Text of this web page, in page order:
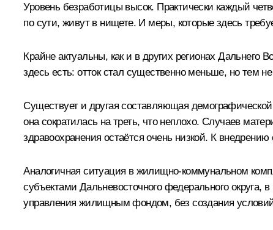
Уровень безработицы высок. Практически каждый
по сути, живут в нищете. И меры, которые здесь
Крайне актуальны, как и в других регионах
здесь есть: отток стал существенно меньше, но тем
Существует и другая составляющая
она сократилась на треть, что неплохо. Случаев
здравоохранения остаётся очень низкой. К
Аналогичная ситуация в жилищно-коммунальном
субъектами Дальневосточного федерального
управления жилищным фондом, без создания условий